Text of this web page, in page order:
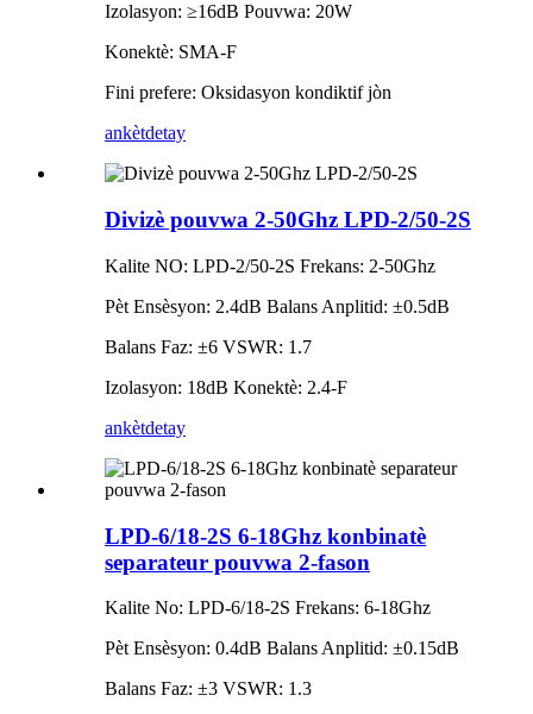
Izolasyon: ≥16dB Pouvwa: 20W
Konektè: SMA-F
Fini prefere: Oksidasyon kondiktif jòn
ankètdetay
Divizè pouvwa 2-50Ghz LPD-2/50-2S
Kalite NO: LPD-2/50-2S Frekans: 2-50Ghz
Pèt Ensèsyon: 2.4dB Balans Anplitid: ±0.5dB
Balans Faz: ±6 VSWR: 1.7
Izolasyon: 18dB Konektè: 2.4-F
ankètdetay
LPD-6/18-2S 6-18Ghz konbinatè
separateur pouvwa 2-fason
Kalite No: LPD-6/18-2S Frekans: 6-18Ghz
Pèt Ensèsyon: 0.4dB Balans Anplitid: ±0.15dB
Balans Faz: ±3 VSWR: 1.3